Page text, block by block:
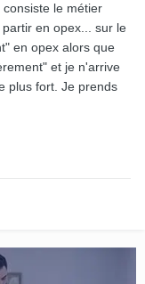
le métier
en opex... sur le
en opex alors que
et je n'arrive
plus fort. Je prends